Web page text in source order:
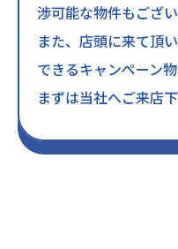
渉可能な物件もござい
また、店頭に来て頂
できるキャンペーン
まずは当社へご来店